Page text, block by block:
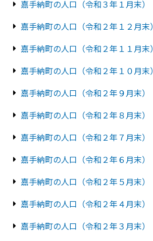
嘉手納町の人口（令和３年１月末）
嘉手納町の人口（令和２年１２月末）
嘉手納町の人口（令和２年１１月末）
嘉手納町の人口（令和２年１０月末）
嘉手納町の人口（令和２年９月末）
嘉手納町の人口（令和２年８月末）
嘉手納町の人口（令和２年７月末）
嘉手納町の人口（令和２年６月末）
嘉手納町の人口（令和２年５月末）
嘉手納町の人口（令和２年４月末）
嘉手納町の人口（令和２年３月末）